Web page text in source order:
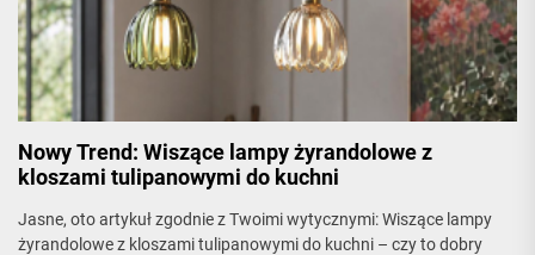
Nowy Trend: Wiszące lampy żyrandolowe z
kloszami tulipanowymi do kuchni
Jasne, oto artykuł zgodnie z Twoimi wytycznymi: Wiszące lampy
żyrandolowe z kloszami tulipanowymi do kuchni – czy to dobry